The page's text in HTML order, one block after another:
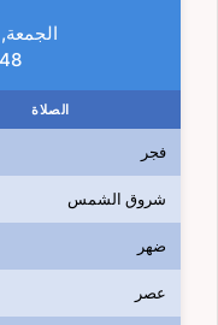
الجمعة, 7th أغسطس, 2026
الصلاة
فجر
شروق الشمس
ضهر
عصر